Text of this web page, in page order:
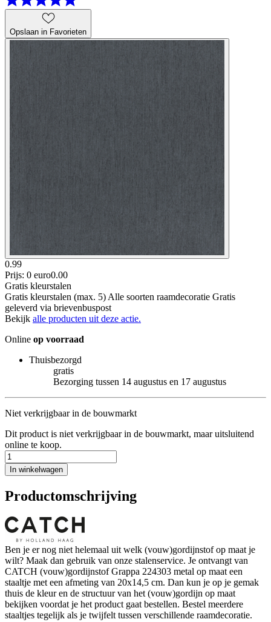
Opslaan in Favorieten
0.99
Prijs: 0 euro0.00
Gratis kleurstalen
Gratis kleurstalen (max. 5) Alle soorten raamdecoratie Gratis
geleverd via brievenbuspost
Bekijk alle producten uit deze actie.
Online op voorraad
Thuisbezorgd
gratis
Bezorging tussen 14 augustus en 17 augustus
Niet verkrijgbaar in de bouwmarkt
Dit product is niet verkrijgbaar in de bouwmarkt, maar uitsluitend
online te koop.
In winkelwagen
Productomschrijving
Ben je er nog niet helemaal uit welk (vouw)gordijnstof op maat je
wilt? Maak dan gebruik van onze stalenservice. Je ontvangt van
CATCH (vouw)gordijnstof Grappa 224303 metal op maat een
staaltje met een afmeting van 20x14,5 cm. Dan kun je op je gemak
thuis de kleur en de structuur van het (vouw)gordijn op maat
bekijken voordat je het product gaat bestellen. Bestel meerdere
staaltjes tegelijk als je twijfelt tussen verschillende raamdecoratie.